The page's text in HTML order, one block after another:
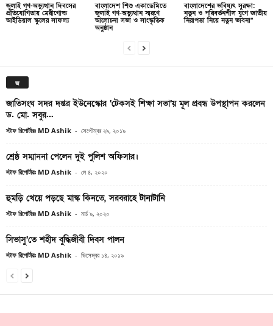
জুলাই গণ-অভ্যুত্থান দিবসের
প্রতিযোগিতায় মেরীগোল্ড
আইডিয়াল স্কুলের সাফল্য
বাংলাদেশ শিশু একাডেমিতে
জুলাই গণ-অভ্যুত্থান স্মরণে
আলোচনা সভা ও সাংস্কৃতিক
অনুষ্ঠান
বাংলাদেশের ভবিষ্যৎ সুরক্ষা:
নতুন ও পরিবর্তনশীল যুগে জাতীয়
নিরাপত্তা নিয়ে নতুন ভাবনা”
জ
জাতিসংঘ সদর দপ্তর ইউনেস্কোর ‘টেকসই শিক্ষা সভা’য় মূল প্রবন্ধ উপস্থাপন করলেন
ড. মো. সবুর...
স্টাফ রিপোর্টারঃ MD Ashik - সেপ্টেম্বর ২৯, ২০১৯
শ্রেষ্ঠ সম্মাননা পেলেন দুই পুলিশ অফিসার।
স্টাফ রিপোর্টারঃ MD Ashik - মে ৪, ২০২০
হুমড়ি খেয়ে পড়ছে মাস্ক কিনতে, সরবরাহে টানাটানি
স্টাফ রিপোর্টারঃ MD Ashik - মার্চ ৯, ২০২০
সিভাসু’তে শহীদ বুদ্ধিজীবী দিবস পালন
স্টাফ রিপোর্টারঃ MD Ashik - ডিসেম্বর ১৪, ২০১৯